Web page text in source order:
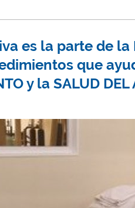
es la parte de
que
y la SALUD DEL